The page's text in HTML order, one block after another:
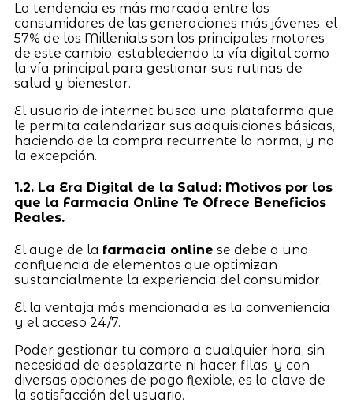
La tendencia es más marcada entre los
consumidores de las generaciones más jóvenes: el
57% de los Millenials son los principales motores
de este cambio, estableciendo la vía digital como
la vía principal para gestionar sus rutinas de
salud y bienestar.
El usuario de internet busca una plataforma que
le permita calendarizar sus adquisiciones básicas,
haciendo de la compra recurrente la norma, y no
la excepción.
1.2. La Era Digital de la Salud: Motivos por los
que la Farmacia Online Te Ofrece Beneficios
Reales.
El auge de la farmacia online se debe a una
confluencia de elementos que optimizan
sustancialmente la experiencia del consumidor.
El la ventaja más mencionada es la conveniencia
y el acceso 24/7.
Poder gestionar tu compra a cualquier hora, sin
necesidad de desplazarte ni hacer filas, y con
diversas opciones de pago flexible, es la clave de
la satisfacción del usuario.